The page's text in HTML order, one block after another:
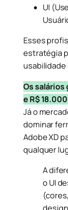
UI
Esses
estratégia
Os
e R$
Já o
dominar
Adobe XD
qualquer
A
o UI